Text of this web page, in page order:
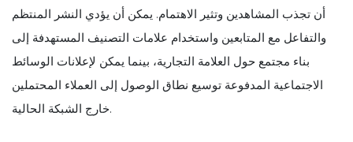
أن تجذب المشاهدين وتثير الاهتمام. يمكن أن يؤدي النشر المنتظم
والتفاعل مع المتابعين واستخدام علامات التصنيف المستهدفة إلى
بناء مجتمع حول العلامة التجارية، بينما يمكن لإعلانات الوسائط
الاجتماعية المدفوعة توسيع نطاق الوصول إلى العملاء المحتملين
خارج الشبكة الحالية.